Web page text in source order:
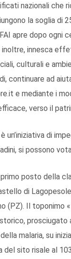
nazionali che
la soglia
apre dopo
innesca
culturali e
continuare ad
e mediante i
verso il
un’iniziativa di
si possono
posto della
di
(PZ). Il toponimo
malaria, su
del sito risale al